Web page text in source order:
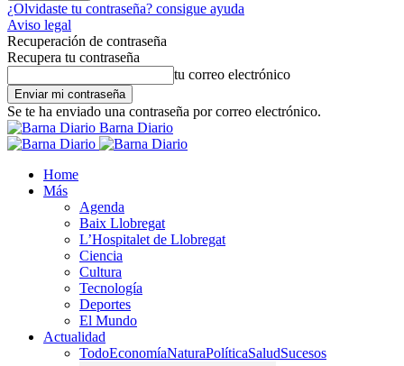
¿Olvidaste tu contraseña? consigue ayuda
Aviso legal
Recuperación de contraseña
Recupera tu contraseña
tu correo electrónico
Se te ha enviado una contraseña por correo electrónico.
Barna Diario
Home
Más
Agenda
Baix Llobregat
L’Hospitalet de Llobregat
Ciencia
Cultura
Tecnología
Deportes
El Mundo
Actualidad
TodoEconomíaNaturaPolíticaSaludSucesos